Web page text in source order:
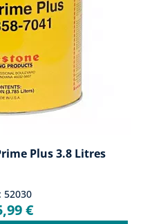
Plus 3.8 Litres
52030
€